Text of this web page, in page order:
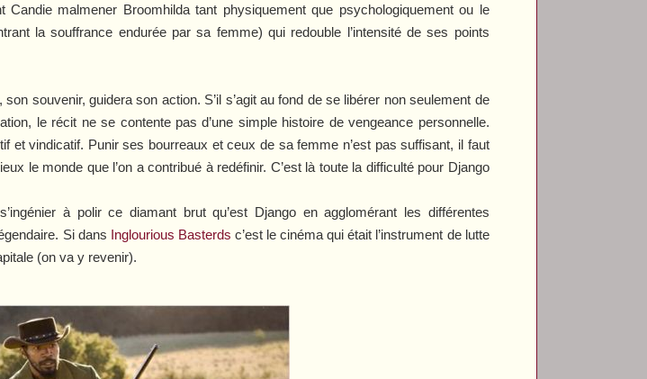
malmener Broomhilda tant physiquement que psychologiquement ou le
la souffrance endurée par sa femme) qui redouble l’intensité de ses points
souvenir, guidera son action. S’il s’agit au fond de se libérer non seulement de
le récit ne se contente pas d’une simple histoire de vengeance personnelle.
et vindicatif. Punir ses bourreaux et ceux de sa femme n’est pas suffisant, il faut
le monde que l’on a contribué à redéfinir. C’est là toute la difficulté pour Django
à polir ce diamant brut qu’est Django en agglomérant les différentes
Si dans Inglourious Basterds c’est le cinéma qui était l’instrument de lutte
(on va y revenir).